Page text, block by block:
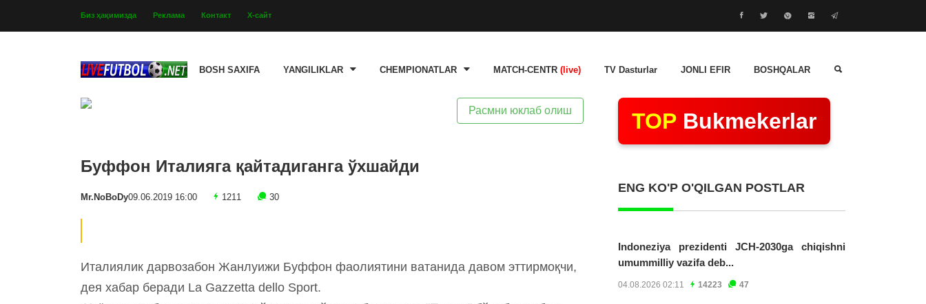
Биз ҳақимизда Реклама Контакт Х-сайт
BOSH SAXIFA YANGILIKLAR CHEMPIONATLAR MATCH-CENTR (live) TV Dasturlar JONLI EFIR BOSHQALAR
Расмни юклаб олиш
Буффон Италияга қайтадиганга ўхшайди
Mr.NoBoDy09.06.2019 16:00 1211 30
Италиялик дарвозабон Жанлуижи Буффон фаолиятини ватанида давом эттирмоқчи,
дея хабар беради La Gazzetta dello Sport.
TOP Bukmekerlar
ENG KO'P O'QILGAN POSTLAR
Indoneziya prezidenti JCH-2030ga chiqishni
umummilliy vazifa deb...
04.08.2026 02:11 14223 47